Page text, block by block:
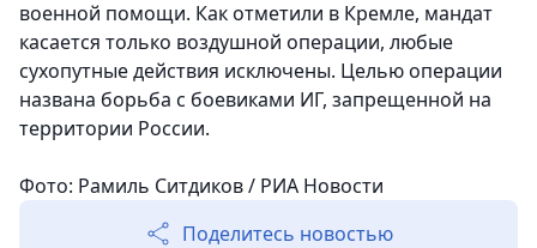
военной помощи. Как отметили в Кремле, мандат
касается только воздушной операции, любые
сухопутные действия исключены. Целью операции
названа борьба с боевиками ИГ, запрещенной на
территории России.
Фото: Рамиль Ситдиков / РИА Новости
Поделитесь новостью